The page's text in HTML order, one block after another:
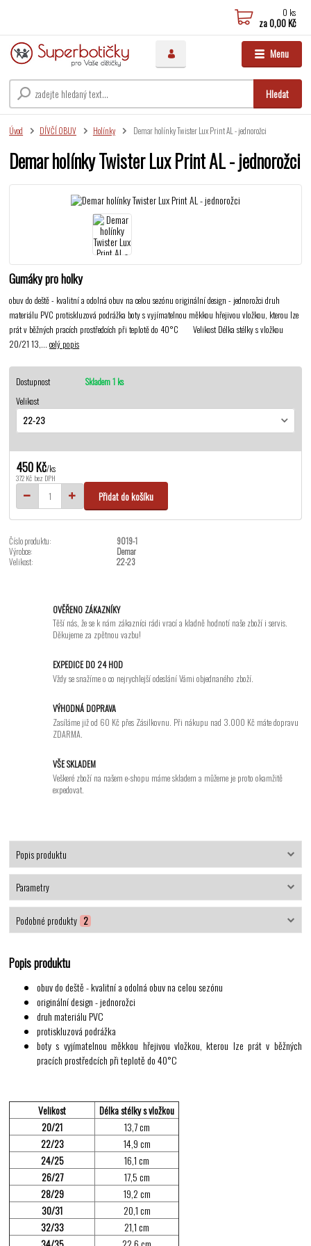
Menu
Hledat
0 ks
za0,00 Kč
Úvod DÍVČÍ OBUV Holínky Demar holínky Twister Lux Print AL - jednorožci
Demar holínky Twister Lux Print AL - jednorožci
Gumáky pro holky
obuv do deště - kvalitní a odolná obuv na celou sezónu originální design - jednorožci druh
materiálu PVC protiskluzová podrážka boty s vyjímatelnou měkkou hřejivou vložkou, kterou lze
prát v běžných pracích prostředcích při teplotě do 40°C Velikost Délka stélky s vložkou
20/21 13,...celý popis
Dostupnost
Skladem 1 ks
Velikost
450 Kč/ks
372 Kč bez DPH
Přidat do košíku
Číslo produktu:
9019-1
Výrobce:
Demar
Velikost:
22-23
OVĚŘENO ZÁKAZNÍKY
Těší nás, že se k nám zákazníci rádi vrací a kladně hodnotí naše zboží i servis.
Děkujeme za zpětnou vazbu!
EXPEDICE DO 24 HOD
Vždy se snažíme o co nejrychlejší odeslání Vámi objednaného zboží.
VÝHODNÁ DOPRAVA
Zasíláme již od 60 Kč přes Zásilkovnu. Při nákupu nad 3.000 Kč máte dopravu
ZDARMA.
VŠE SKLADEM
Veškeré zboží na našem e-shopu máme skladem a můžeme je proto okamžitě
expedovat.
Popis produktu
Parametry
Podobné produkty 2
Popis produktu
obuv do deště - kvalitní a odolná obuv na celou sezónu
originální design - jednorožci
druh materiálu PVC
protiskluzová podrážka
boty s vyjímatelnou měkkou hřejivou vložkou, kterou lze prát v běžných
pracích prostředcích při teplotě do 40°C
Velikost
Délka stélky s vložkou
20/21
13,7 cm
22/23
14,9 cm
24/25
16,1 cm
26/27
17,5 cm
28/29
19,2 cm
30/31
20,1 cm
32/33
21,1 cm